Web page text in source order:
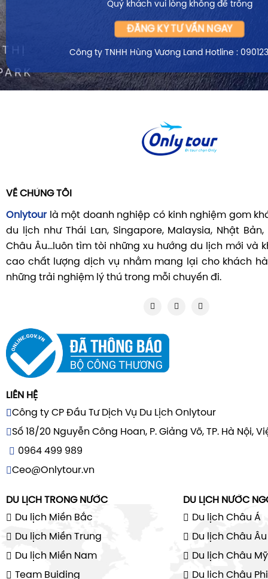
Quý khách vui lòng không để trống
ĐĂNG KÝ TƯ VẤN NGAY
Công ty TNHH Hùng Vương LandHotline :
VỀ CHÚNG TÔI
Onlytourlà một doanh nghiệp có kinh nghiệm gom
du lịch như Thái Lan, Singapore, Malaysia, Nhật Bản,
Châu Âu...luôn tìm tòi những xu hướng du lịch mới và
cao chất lượng dịch vụ nhằm mang lại cho khách
những trải nghiệm lý thú trong mỗi chuyến đi.
LIÊN HỆ
Công ty CP Đầu Tư Dịch Vụ Du Lịch Onlytour
Số 18/20 Nguyễn Công Hoan, P. Giảng Võ, TP. Hà Nội,
0964 499 989
Ceo@Onlytour.vn
DU LỊCH TRONG NƯỚC
Du lịch Miền Bắc
Du lịch Miền Trung
Du lịch Miền Nam
Team Buiding
DU LỊCH NƯỚC
Du lịch Châu Á
Du lịch Châu Âu
Du lịch Châu Mỹ
Du lịch Châu Phi